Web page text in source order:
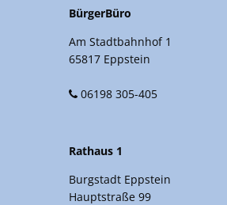
BürgerBüro
Am Stadtbahnhof 1
65817 Eppstein
06198 305-405
Rathaus 1
Burgstadt Eppstein
Hauptstraße 99